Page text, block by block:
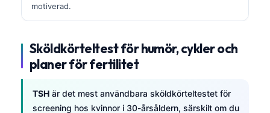
motiverad.
Sköldkörteltest för humör, cykler och
planer för fertilitet
TSH är det mest användbara sköldkörteltestet för
screening hos kvinnor i 30-årsåldern, särskilt om du